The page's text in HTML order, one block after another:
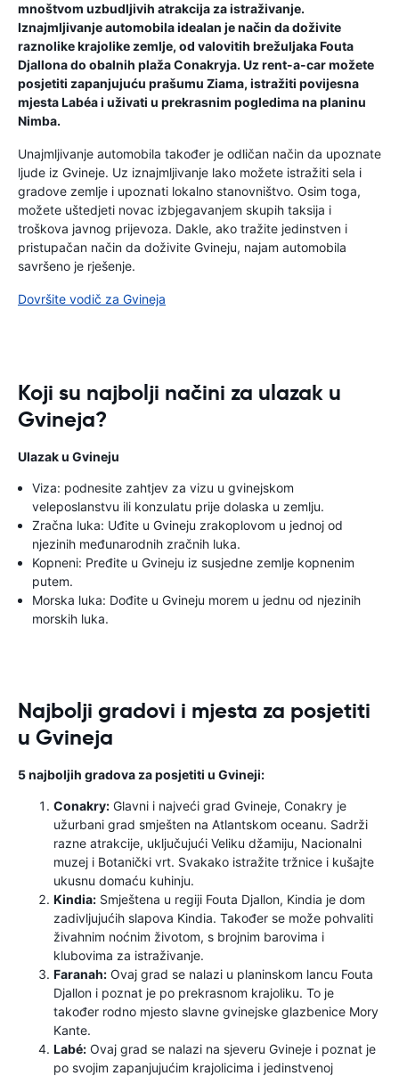
mnoštvom uzbudljivih atrakcija za istraživanje.
Iznajmljivanje automobila idealan je način da doživite
raznolike krajolike zemlje, od valovitih brežuljaka Fouta
Djallona do obalnih plaža Conakryja. Uz rent-a-car možete
posjetiti zapanjujuću prašumu Ziama, istražiti povijesna
mjesta Labéa i uživati ​​u prekrasnim pogledima na planinu
Nimba.
Unajmljivanje automobila također je odličan način da upoznate
ljude iz Gvineje. Uz iznajmljivanje lako možete istražiti sela i
gradove zemlje i upoznati lokalno stanovništvo. Osim toga,
možete uštedjeti novac izbjegavanjem skupih taksija i
troškova javnog prijevoza. Dakle, ako tražite jedinstven i
pristupačan način da doživite Gvineju, najam automobila
savršeno je rješenje.
Dovršite vodič za Gvineja
Koji su najbolji načini za ulazak u
Gvineja?
Ulazak u Gvineju
Viza: podnesite zahtjev za vizu u gvinejskom
veleposlanstvu ili konzulatu prije dolaska u zemlju.
Zračna luka: Uđite u Gvineju zrakoplovom u jednoj od
njezinih međunarodnih zračnih luka.
Kopneni: Pređite u Gvineju iz susjedne zemlje kopnenim
putem.
Morska luka: Dođite u Gvineju morem u jednu od njezinih
morskih luka.
Najbolji gradovi i mjesta za posjetiti
u Gvineja
5 najboljih gradova za posjetiti u Gvineji:
Conakry: Glavni i najveći grad Gvineje, Conakry je
užurbani grad smješten na Atlantskom oceanu. Sadrži
razne atrakcije, uključujući Veliku džamiju, Nacionalni
muzej i Botanički vrt. Svakako istražite tržnice i kušajte
ukusnu domaću kuhinju.
Kindia: Smještena u regiji Fouta Djallon, Kindia je dom
zadivljujućih slapova Kindia. Također se može pohvaliti
živahnim noćnim životom, s brojnim barovima i
klubovima za istraživanje.
Faranah: Ovaj grad se nalazi u planinskom lancu Fouta
Djallon i poznat je po prekrasnom krajoliku. To je
također rodno mjesto slavne gvinejske glazbenice Mory
Kante.
Labé: Ovaj grad se nalazi na sjeveru Gvineje i poznat je
po svojim zapanjujućim krajolicima i jedinstvenoj